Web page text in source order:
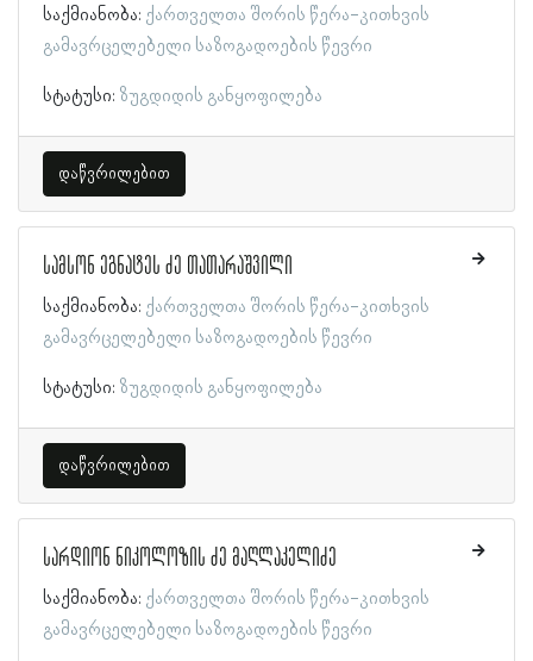
საქმიანობა: ქართველთა შორის წერა-კითხვის
გამავრცელებელი საზოგადოების წევრი
სტატუსი: ზუგდიდის განყოფილება
დაწვრილებით
სამსონ ეგნატეს ძე თათარაშვილი
საქმიანობა: ქართველთა შორის წერა-კითხვის
გამავრცელებელი საზოგადოების წევრი
სტატუსი: ზუგდიდის განყოფილება
დაწვრილებით
სარდიონ ნიკოლოზის ძე მაღლაკელიძე
საქმიანობა: ქართველთა შორის წერა-კითხვის
გამავრცელებელი საზოგადოების წევრი